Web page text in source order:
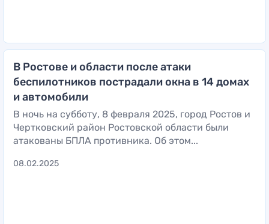
В Ростове и области после атаки
беспилотников пострадали окна в 14 домах
и автомобили
В ночь на субботу, 8 февраля 2025, город Ростов и
Чертковский район Ростовской области были
атакованы БПЛА противника. Об этом...
08.02.2025